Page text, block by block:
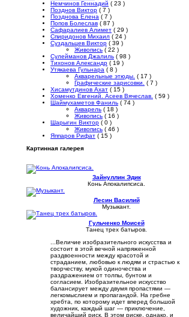
Немчинов Геннадий ( 23 )
Позднов Виктор ( 7 )
Позднова Елена ( 7 )
Попов Болеслав ( 87 )
Сафаралиев Алимет ( 29 )
Спиридонов Михаил ( 24 )
Суздальцев Виктор ( 39 )
Живопись ( 22 )
Сулейманов Джалиль ( 98 )
Тихонов Александр ( 19 )
Утякаева Гульнара ( 8 )
Акварельные этюды. ( 17 )
Графические зарисовки. ( 7 )
Хисамутдинов Ахат ( 15 )
Хоменко Евгений. Асеев Вячеслав. ( 59 )
Шаймухаметов Фаниль ( 74 )
Акварель ( 18 )
Живопись ( 16 )
Шарыгин Виктор ( 0 )
Живопись ( 46 )
Яппаров Рифат ( 15 )
Картинная галерея
Зайнуллин Эдик
Конь Апокалипсиса.
Лесин Василий
Музыкант.
Гульченко Моисей
Танец трех батыров.
...Величие изобразительного искусства и
состоит в этой вечной напряженной
раздвоенности между красотой и
страданием, любовью к людям и страстью к
творчеству, мукой одиночества и
раздражением от толпы, бунтом и
согласием. Изобразительное искусство
балансирует между двумя пропастями —
легкомыслием и пропагандой. На гребне
хребта, по которому идет вперед большой
художник, каждый шаг — приключение,
величайший риск. В этом риске, однако, и